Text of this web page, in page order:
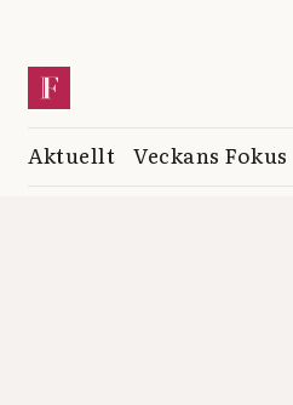
Aktuellt Veckans Fokus